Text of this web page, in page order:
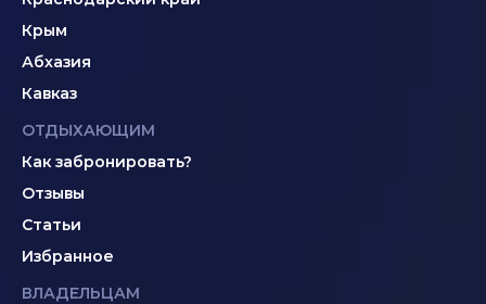
Крым
Абхазия
Кавказ
ОТДЫХАЮЩИМ
Как забронировать?
Отзывы
Статьи
Избранное
ВЛАДЕЛЬЦАМ